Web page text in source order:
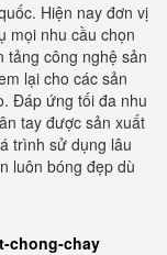
Hiện nay đơn vị
mọi nhu cầu chọn
tảng công nghệ sản
lại cho các sản
Đáp ứng tối đa nhu
tay được sản xuất
trình sử dụng lâu
luôn bóng đẹp dù
chong-chay